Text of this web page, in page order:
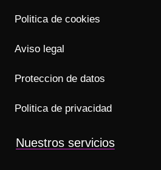
Politica de cookies
Aviso legal
Proteccion de datos
Politica de privacidad
Nuestros servicios